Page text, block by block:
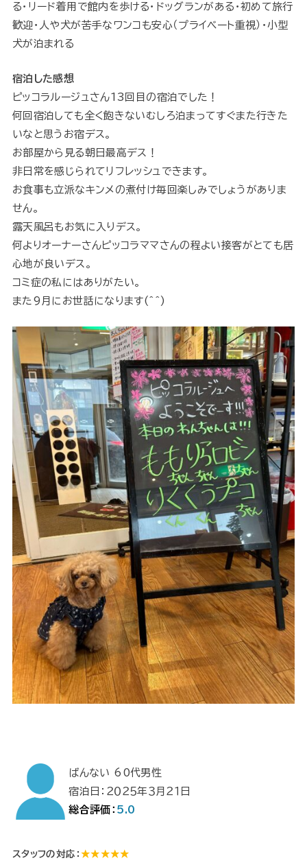
る・リード着用で館内を歩ける・ドッグランがある・初めて旅行
歓迎・人や犬が苦手なワンコも安心（プライベート重視）・小型
犬が泊まれる
宿泊した感想
ピッコラルージュさん13回目の宿泊でした！
何回宿泊しても全く飽きないむしろ泊まってすぐまた行きた
いなと思うお宿デス。
お部屋から見る朝日最高デス！
非日常を感じられてリフレッシュできます。
お食事も立派なキンメの煮付け毎回楽しみでしょうがありま
せん。
露天風呂もお気に入りデス。
何よりオーナーさんピッコラママさんの程よい接客がとても居
心地が良いデス。
コミ症の私にはありがたい。
また9月にお世話になります(^^)
ばんない 60代男性
宿泊日：２０２５年３月２１日
総合評価： 5.0
スタッフの対応： ★★★★★